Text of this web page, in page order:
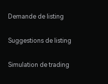
Demande de listing
Suggestions de listing
Simulation de trading